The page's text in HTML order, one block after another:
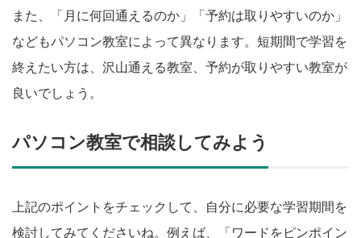
また、「月に何回通えるのか」「予約は取りやすいのか」
などもパソコン教室によって異なります。短期間で学習を
終えたい方は、沢山通える教室、予約が取りやすい教室が
良いでしょう。
パソコン教室で相談してみよう
上記のポイントをチェックして、自分に必要な学習期間を
検討してみてくださいね。例えば、「ワードをピンポイン